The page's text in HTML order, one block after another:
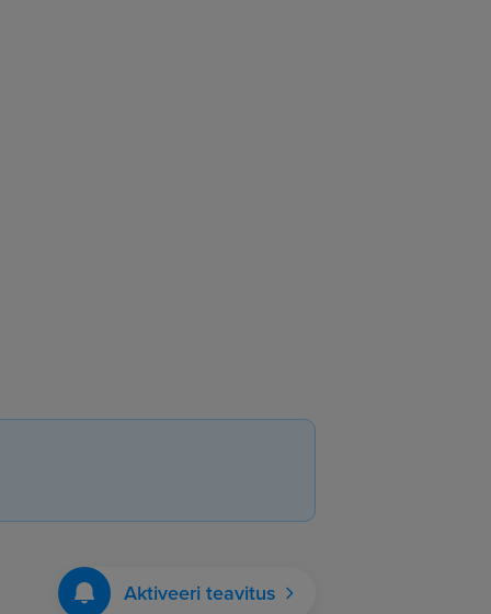
Aktiveeri teavitus